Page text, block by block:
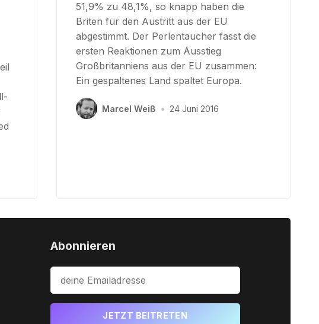
51,9% zu 48,1%, so knapp haben die
Briten für den Austritt aus der EU
abgestimmt. Der Perlentaucher fasst die
ersten Reaktionen zum Ausstieg
Großbritanniens aus der EU zusammen:
Ein gespaltenes Land spaltet Europa.
Marcel Weiß • 24 Juni 2016
Abonnieren
JETZT BEITRETEN